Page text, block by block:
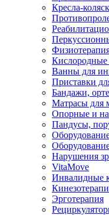
Кресла-
Кислородные
Ванны для
Приставки
Бандажи,
Матрасы для
Опорные и
Пандусы,
Нарушения
VitaMove
Инвалидные
Эрготерапия